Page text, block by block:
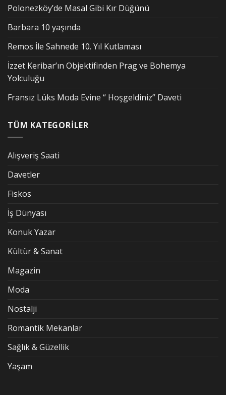
Polonezköy’de Masal Gibi Kır Düğünü
Barbara 10 yaşında
Remos İle Sahnede 10. Yıl Kutlaması
İzzet Keribar’ın Objektifinden Prag ve Bohemya
Yolculuğu
Fransız Lüks Moda Evine “ Hoşgeldiniz” Daveti
TÜM KATEGORİLER
Alışveriş Saati
Davetler
Fiskos
İş Dünyası
Konuk Yazar
Kültür & Sanat
Magazin
Moda
Nostalji
Romantik Mekanlar
Sağlık & Güzellik
Yaşam